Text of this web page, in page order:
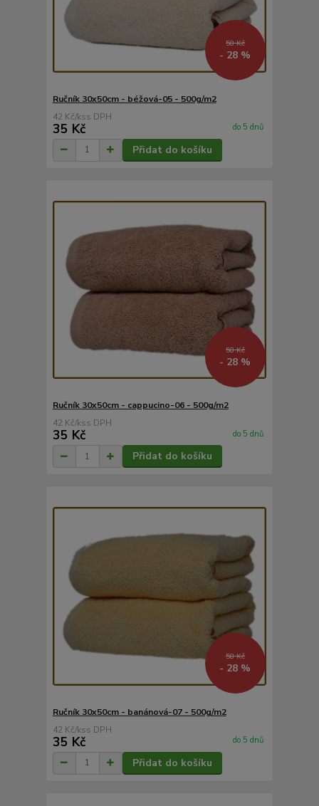
58 Kč
- 28 %
Ručník 30x50cm - béžová-05 - 500g/m2
42 Kč/ks
35 Kč do 5 dnů
Přidat do košíku
58 Kč
- 28 %
Ručník 30x50cm - cappucino-06 - 500g/m2
42 Kč/ks
35 Kč do 5 dnů
Přidat do košíku
58 Kč
- 28 %
Ručník 30x50cm - banánová-07 - 500g/m2
42 Kč/ks
35 Kč do 5 dnů
Přidat do košíku